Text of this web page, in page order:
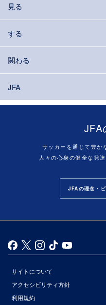
見る
する
関わる
JFA
JFA
サッカーを通じて豊か
人々の心身の健全な発
JFAの理念・
サイトについて
アクセシビリティ方針
利用規約